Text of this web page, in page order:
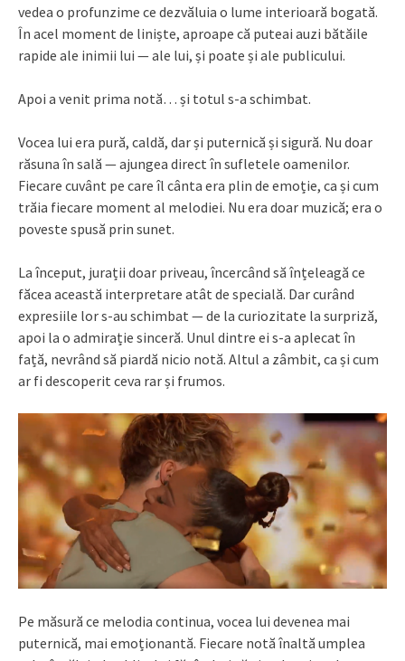
vedea o profunzime ce dezvăluia o lume interioară bogată.
În acel moment de liniște, aproape că puteai auzi bătăile
rapide ale inimii lui — ale lui, și poate și ale publicului.
Apoi a venit prima notă… și totul s-a schimbat.
Vocea lui era pură, caldă, dar și puternică și sigură. Nu doar
răsuna în sală — ajungea direct în sufletele oamenilor.
Fiecare cuvânt pe care îl cânta era plin de emoție, ca și cum
trăia fiecare moment al melodiei. Nu era doar muzică; era o
poveste spusă prin sunet.
La început, jurații doar priveau, încercând să înțeleagă ce
făcea această interpretare atât de specială. Dar curând
expresiile lor s-au schimbat — de la curiozitate la surpriză,
apoi la o admirație sinceră. Unul dintre ei s-a aplecat în
față, nevrând să piardă nicio notă. Altul a zâmbit, ca și cum
ar fi descoperit ceva rar și frumos.
Pe măsură ce melodia continua, vocea lui devenea mai
puternică, mai emoționantă. Fiecare notă înaltă umplea